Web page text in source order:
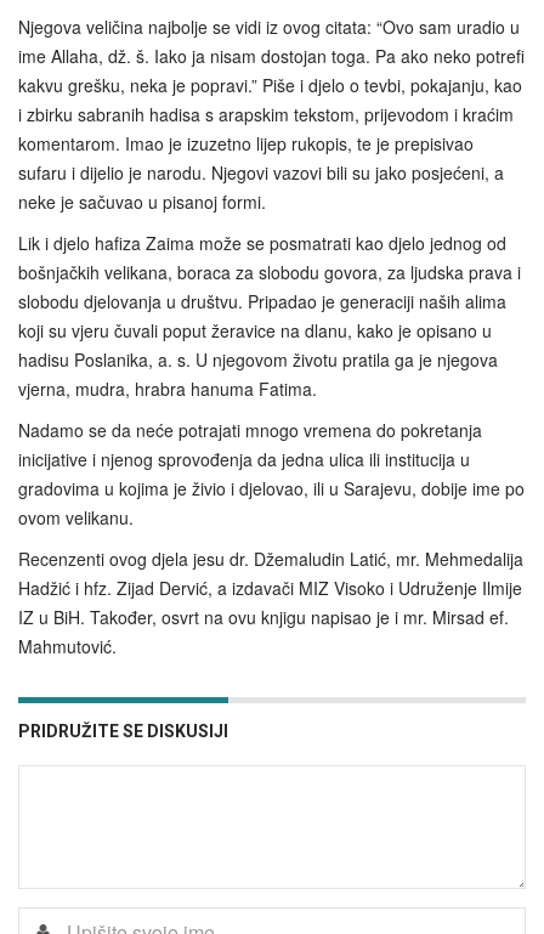
Njegova veličina najbolje se vidi iz ovog citata: “Ovo sam uradio u
ime Allaha, dž. š. Iako ja nisam dostojan toga. Pa ako neko potrefi
kakvu grešku, neka je popravi.” Piše i djelo o tevbi, pokajanju, kao
i zbirku sabranih hadisa s arapskim tekstom, prijevodom i kraćim
komentarom. Imao je izuzetno lijep rukopis, te je prepisivao
sufaru i dijelio je narodu. Njegovi vazovi bili su jako posjećeni, a
neke je sačuvao u pisanoj formi.
Lik i djelo hafiza Zaima može se posmatrati kao djelo jednog od
bošnjačkih velikana, boraca za slobodu govora, za ljudska prava i
slobodu djelovanja u društvu. Pripadao je generaciji naših alima
koji su vjeru čuvali poput žeravice na dlanu, kako je opisano u
hadisu Poslanika, a. s. U njegovom životu pratila ga je njegova
vjerna, mudra, hrabra hanuma Fatima.
Nadamo se da neće potrajati mnogo vremena do pokretanja
inicijative i njenog sprovođenja da jedna ulica ili institucija u
gradovima u kojima je živio i djelovao, ili u Sarajevu, dobije ime po
ovom velikanu.
Recenzenti ovog djela jesu dr. Džemaludin Latić, mr. Mehmedalija
Hadžić i hfz. Zijad Dervić, a izdavači MIZ Visoko i Udruženje Ilmije
IZ u BiH. Također, osvrt na ovu knjigu napisao je i mr. Mirsad ef.
Mahmutović.
PRIDRUŽITE SE DISKUSIJI